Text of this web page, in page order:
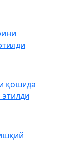
қошида